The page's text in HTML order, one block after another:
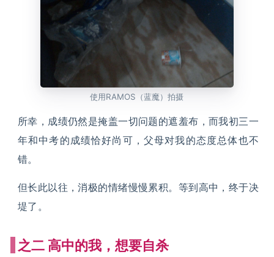
使用RAMOS（蓝魔）拍摄
所幸，成绩仍然是掩盖一切问题的遮羞布，而我初三一
年和中考的成绩恰好尚可，父母对我的态度总体也不
错。
但长此以往，消极的情绪慢慢累积。等到高中，终于决
堤了。
之二 高中的我，想要自杀